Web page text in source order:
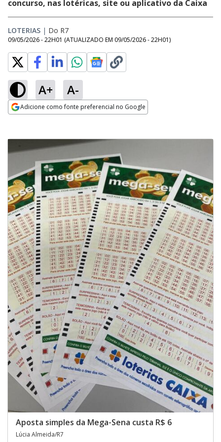
concurso, nas lotéricas, site ou aplicativo da Caixa
LOTERIAS | Do R7
09/05/2026 - 22H01 (ATUALIZADO EM 09/05/2026 - 22H01)
A+ A-
Adicione como fonte preferencial no Google
Aposta simples da Mega-Sena custa R$ 6
Lúcia Almeida/R7